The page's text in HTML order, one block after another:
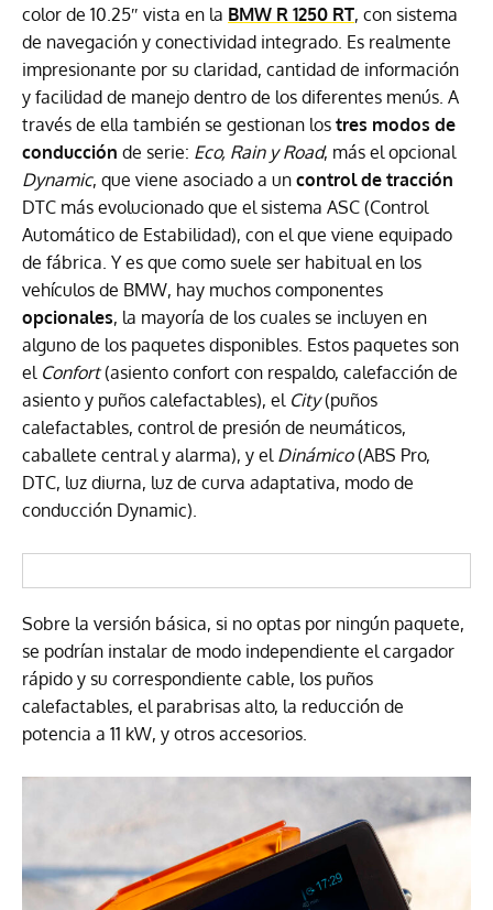
color de 10.25″ vista en la BMW R 1250 RT, con sistema
de navegación y conectividad integrado. Es realmente
impresionante por su claridad, cantidad de información
y facilidad de manejo dentro de los diferentes menús. A
través de ella también se gestionan los tres modos de
conducción de serie: Eco, Rain y Road, más el opcional
Dynamic, que viene asociado a un control de tracción
DTC más evolucionado que el sistema ASC (Control
Automático de Estabilidad), con el que viene equipado
de fábrica. Y es que como suele ser habitual en los
vehículos de BMW, hay muchos componentes
opcionales, la mayoría de los cuales se incluyen en
alguno de los paquetes disponibles. Estos paquetes son
el Confort(asiento confort con respaldo, calefacción de
asiento y puños calefactables), el City(puños
calefactables, control de presión de neumáticos,
caballete central y alarma), y el Dinámico(ABS Pro,
DTC, luz diurna, luz de curva adaptativa, modo de
conducción Dynamic).
Sobre la versión básica, si no optas por ningún paquete,
se podrían instalar de modo independiente el cargador
rápido y su correspondiente cable, los puños
calefactables, el parabrisas alto, la reducción de
potencia a 11 kW, y otros accesorios.